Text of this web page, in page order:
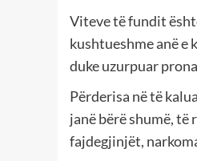
Viteve të fundit
kushtueshme anë e
duke uzurpuar
Përderisa në të
janë bërë shumë,
fajdegjinjët,